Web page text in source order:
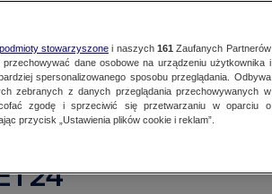
podmioty stowarzyszonei naszych 161 Zaufanych Partnerów
dane osobowe na urządzeniu użytkownika i
spersonalizowanego sposobu przeglądania. Odbywa
zebranych z danych przeglądania przechowywanych w
zgodę i sprzeciwić się przetwarzaniu w oparciu o
przycisk „Ustawienia plików cookie i reklam”.